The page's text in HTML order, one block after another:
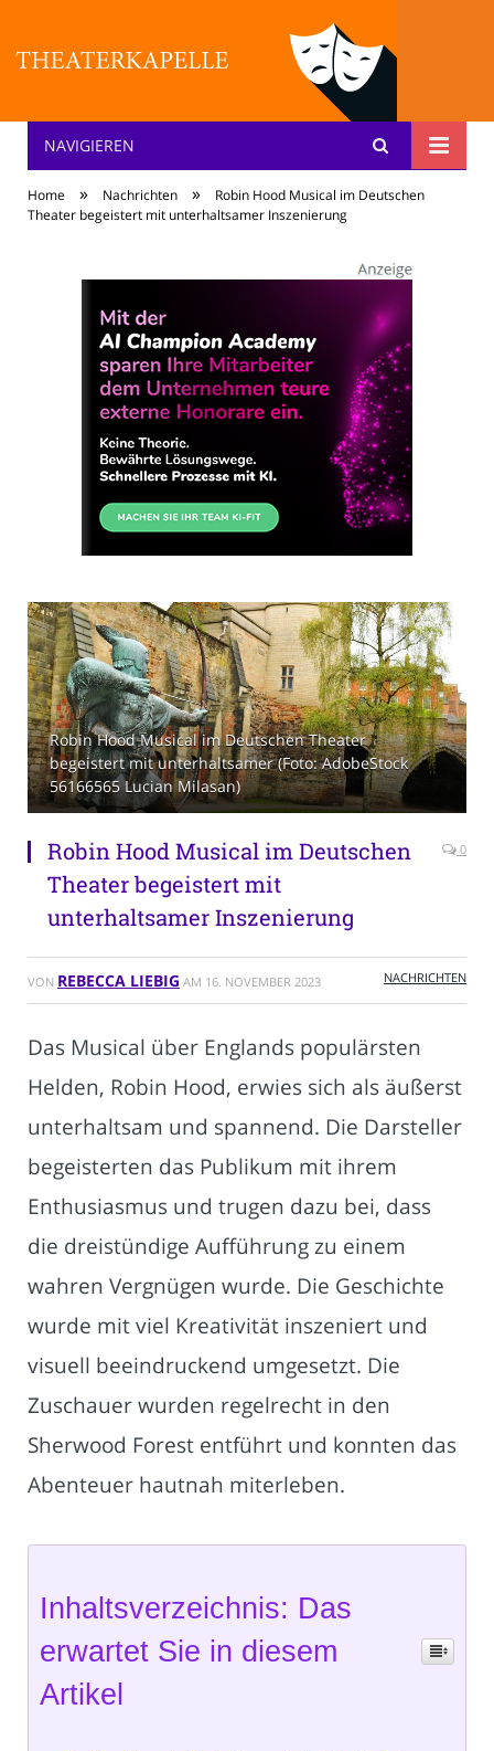
Theater: [KA] :pelle
NAVIGIEREN
Home » Nachrichten »
Robin Hood Musical im Deutschen
Theater begeistert mit unterhaltsamer Inszenierung
Robin Hood Musical im Deutschen Theater
begeistert mit unterhaltsamer (Foto: AdobeStock
56166565 Lucian Milasan)
Robin Hood Musical im Deutschen
Theater begeistert mit
unterhaltsamer Inszenierung
0
VON REBECCA LIEBIG AM 16. NOVEMBER 2023 NACHRICHTEN
Das Musical über Englands populärsten
Helden, Robin Hood, erwies sich als äußerst
unterhaltsam und spannend. Die Darsteller
begeisterten das Publikum mit ihrem
Enthusiasmus und trugen dazu bei, dass
die dreistündige Aufführung zu einem
wahren Vergnügen wurde. Die Geschichte
wurde mit viel Kreativität inszeniert und
visuell beeindruckend umgesetzt. Die
Zuschauer wurden regelrecht in den
Sherwood Forest entführt und konnten das
Abenteuer hautnah miterleben.
Inhaltsverzeichnis: Das
erwartet Sie in diesem
Artikel